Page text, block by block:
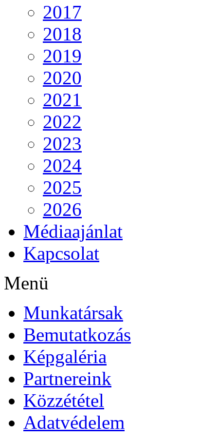
2017
2018
2019
2020
2021
2022
2023
2024
2025
2026
Médiaajánlat
Kapcsolat
Menü
Munkatársak
Bemutatkozás
Képgaléria
Partnereink
Közzététel
Adatvédelem